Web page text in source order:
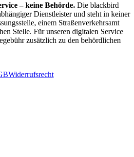
– keine Behörde. Die blackbird
Dienstleister und steht in keiner
einem Straßenverkehrsamt
Stelle. Für unseren digitalen Service
zusätzlich zu den behördlichen
Widerrufsrecht